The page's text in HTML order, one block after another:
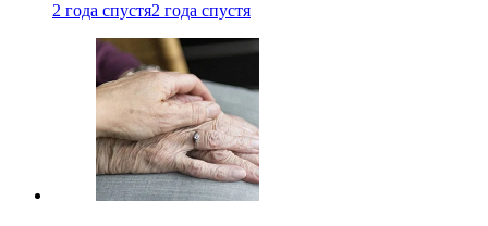
2 года спустя2 года спустя